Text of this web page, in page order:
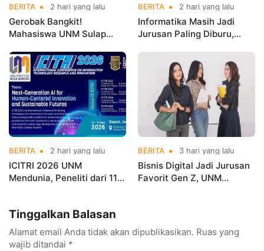
BERITA 2 hari yang lalu
Gerobak Bangkit!
Mahasiswa UNM Sulap
Menarik dan Laris
BERITA 2 hari yang lalu
Informatika Masih Jadi
Jurusan Paling Diburu,
hingga Cyber Security
BERITA 2 hari yang lalu
ICITRI 2026 UNM
Mendunia, Peneliti dari 11
BERITA 3 hari yang lalu
Bisnis Digital Jadi Jurusan
Favorit Gen Z, UNM
Tinggalkan Balasan
Alamat email Anda tidak akan dipublikasikan. Ruas yang
wajib ditandai *